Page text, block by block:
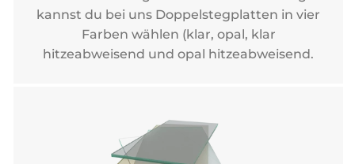
kannst du bei uns Doppelstegplatten in vier
Farben wählen (klar, opal, klar
hitzeabweisend und opal hitzeabweisend.